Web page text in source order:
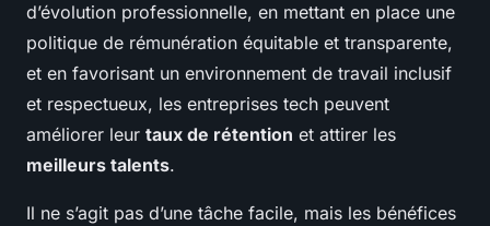
d’évolution professionnelle, en mettant en place une
politique de rémunération équitable et transparente,
et en favorisant un environnement de travail inclusif
et respectueux, les entreprises tech peuvent
améliorer leur taux de rétention et attirer les
meilleurs talents.
Il ne s’agit pas d’une tâche facile, mais les bénéfices